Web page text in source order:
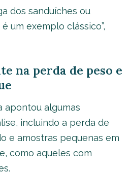
dos sanduíches ou
um exemplo clássico”,
na perda de peso e
apontou algumas
incluindo a perda de
e amostras pequenas em
como aqueles com